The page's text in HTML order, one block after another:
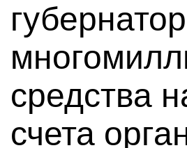
средства
счета